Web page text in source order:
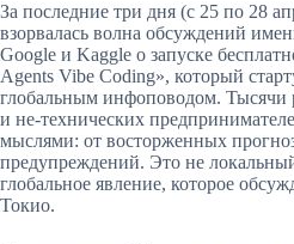
За последние три дня (с 25 по 28
взорвалась волна обсуждений
Google и Kaggle о запуске
Agents Vibe Coding», который
глобальным инфоповодом. Тысячи
и не-технических
мыслями: от восторженных
предупреждений. Это не
глобальное явление, которое
Токио.